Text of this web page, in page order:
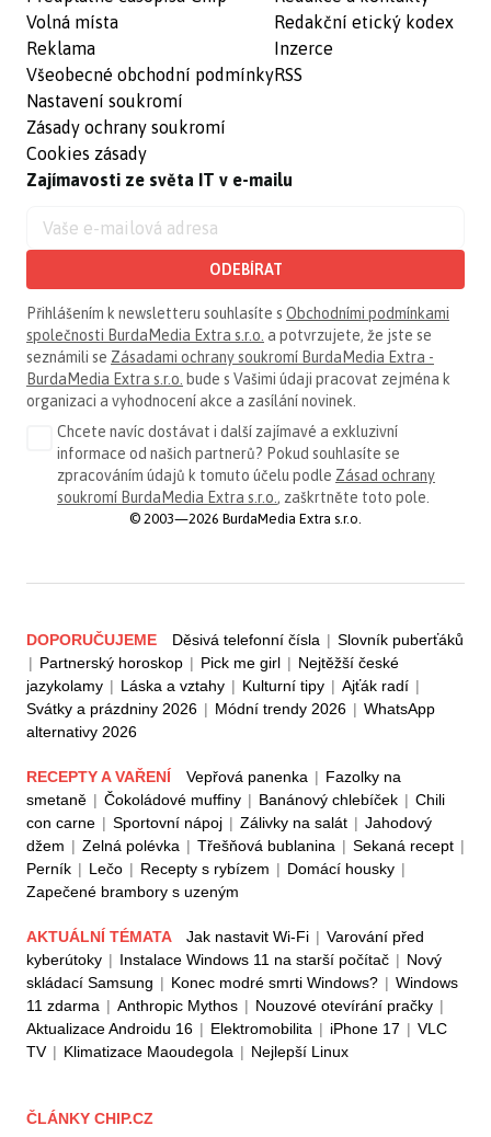
Volná místa
Reklama
Všeobecné obchodní podmínky
Nastavení soukromí
Zásady ochrany soukromí
Cookies zásady
Redakční etický kodex
Inzerce
RSS
Zajímavosti ze světa IT v e-mailu
ODEBÍRAT
Přihlášením k newsletteru souhlasíte s Obchodními podmínkami
společnosti BurdaMedia Extra s.r.o. a potvrzujete, že jste se
seznámili se Zásadami ochrany soukromí BurdaMedia Extra -
BurdaMedia Extra s.r.o. bude s Vašimi údaji pracovat zejména k
organizaci a vyhodnocení akce a zasílání novinek.
Chcete navíc dostávat i další zajímavé a exkluzivní
informace od našich partnerů? Pokud souhlasíte se
zpracováním údajů k tomuto účelu podle Zásad ochrany
soukromí BurdaMedia Extra s.r.o., zaškrtněte toto pole.
© 2003—2026 BurdaMedia Extra s.r.o.
DOPORUČUJEME Děsivá telefonní čísla | Slovník puberťáků
| Partnerský horoskop | Pick me girl | Nejtěžší české
jazykolamy | Láska a vztahy | Kulturní tipy | Ajťák radí |
Svátky a prázdniny 2026 | Módní trendy 2026 | WhatsApp
alternativy 2026
RECEPTY A VAŘENÍ Vepřová panenka | Fazolky na
smetaně | Čokoládové muffiny | Banánový chlebíček | Chili
con carne | Sportovní nápoj | Zálivky na salát | Jahodový
džem | Zelná polévka | Třešňová bublanina | Sekaná recept |
Perník | Lečo | Recepty s rybízem | Domácí housky |
Zapečené brambory s uzeným
AKTUÁLNÍ TÉMATA Jak nastavit Wi-Fi | Varování před
kyberútoky | Instalace Windows 11 na starší počítač | Nový
skládací Samsung | Konec modré smrti Windows? | Windows
11 zdarma | Anthropic Mythos | Nouzové otevírání pračky |
Aktualizace Androidu 16 | Elektromobilita | iPhone 17 | VLC
TV | Klimatizace Maoudegola | Nejlepší Linux
ČLÁNKY CHIP.CZ